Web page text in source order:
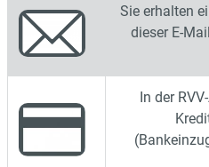
Sie erhalten
dieser E-
In der